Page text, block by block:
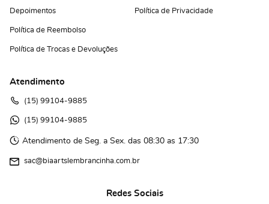
Depoimentos
Política de Reembolso
Política de Trocas e Devoluções
Política de Privacidade
Atendimento
(15) 99104-9885
(15) 99104-9885
Atendimento de Seg. a Sex. das 08:30 as 17:30
sac@biaartslembrancinha.com.br
Redes Sociais